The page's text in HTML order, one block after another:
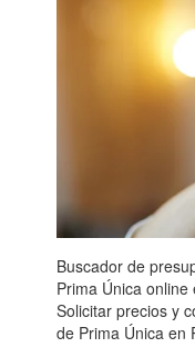
Buscador de
Prima Única
Solicitar precios y
de Prima Única en